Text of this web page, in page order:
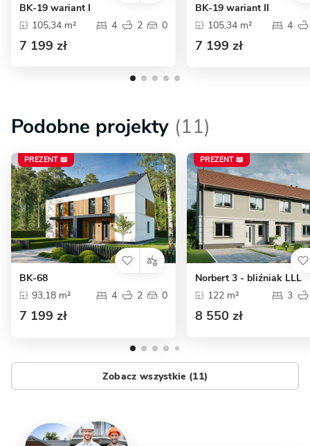
BK-19 wariant I
105,34 m²
4 2 0
7 199 zł
BK-19 wariant II
105,34 m²
4
7 199 zł
Podobne projekty (11)
PREZENT 📖
BK-68
93,18 m²
4 2 0
7 199 zł
PREZENT 📖
Norbert 3 - bliźniak LLL
122 m²
3
8 550 zł
Zobacz wszystkie (11)